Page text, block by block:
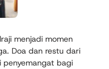
menjadi momen
Doa dan restu dari
penyemangat bagi